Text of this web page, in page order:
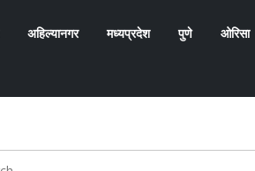
अहिल्यानगर मध्यप्रदेश पुणे ओरिसा